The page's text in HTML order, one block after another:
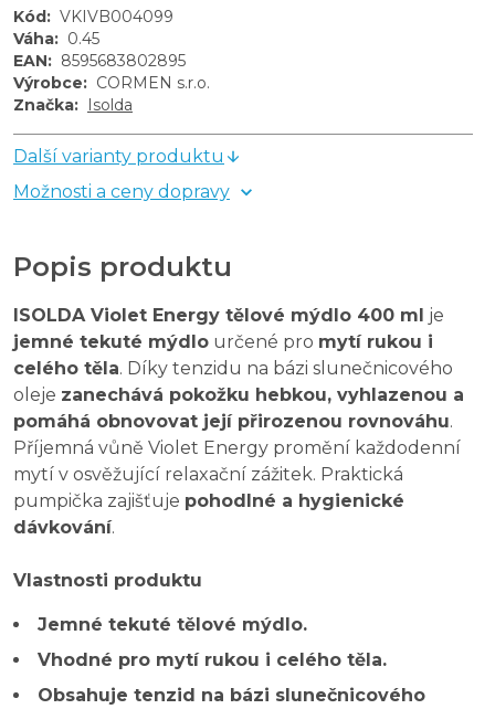
Kód: VKIVB004099
Váha: 0.45
EAN: 8595683802895
Výrobce: CORMEN s.r.o.
Značka: Isolda
Další varianty produktu
Možnosti a ceny dopravy
Popis produktu
ISOLDA Violet Energy tělové mýdlo 400 ml je
jemné tekuté mýdlo určené pro mytí rukou i
celého těla. Díky tenzidu na bázi slunečnicového
oleje zanechává pokožku hebkou, vyhlazenou a
pomáhá obnovovat její přirozenou rovnováhu.
Příjemná vůně Violet Energy promění každodenní
mytí v osvěžující relaxační zážitek. Praktická
pumpička zajišťuje pohodlné a hygienické
dávkování.
Vlastnosti produktu
Jemné tekuté tělové mýdlo.
Vhodné pro mytí rukou i celého těla.
Obsahuje tenzid na bázi slunečnicového